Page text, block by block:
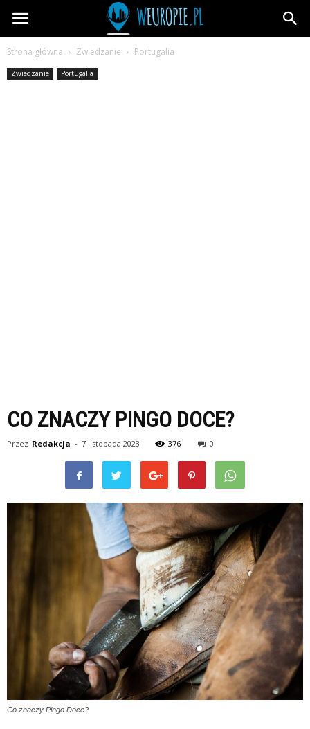
wEuropie.pl
Strona główna Zwiedzanie Portugalia
Zwiedzanie Portugalia
CO ZNACZY PINGO DOCE?
Przez Redakcja - 7 listopada 2023 376 0
Co znaczy Pingo Doce?